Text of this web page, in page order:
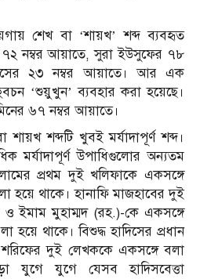
শেখ বা ‘শায়খ’ শব্দ ব্যবহৃত
নম্বর আয়াতে, সুরা ইউসুফের ৭৮
২৩ নম্বর আয়াতে। আর এক
‘শুয়ুখুন’ ব্যবহার করা হয়েছে।
৬৭ নম্বর আয়াতে।
শব্দটি খুবই মর্যাদাপূর্ণ শব্দ।
মর্যাদাপূর্ণ উপাধিগুলোর অন্যতম
প্রথম দুই খলিফাকে একসঙ্গে
হয়ে থাকে। হানাফি মাজহাবের দুই
ইমাম মুহাম্মদ (রহ.)-কে একসঙ্গে
হয়ে থাকে। বিশুদ্ধ হাদিসের প্রধান
শরিফের দুই লেখককে একসঙ্গে বলা
যুগে যুগে যেসব হাদিসবেত্তা